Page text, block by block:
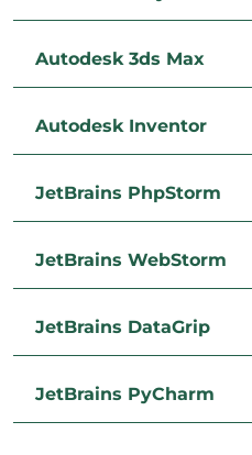
Autodesk 3ds Max
Autodesk Inventor
JetBrains PhpStorm
JetBrains WebStorm
JetBrains DataGrip
JetBrains PyCharm